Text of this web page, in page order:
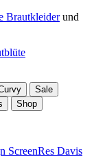
Brautkleiderund
Sale
Shop